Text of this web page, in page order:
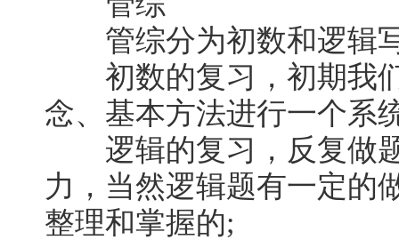
管综分为初数和逻辑
初数的复习，初期我
念、基本方法进行一个系
逻辑的复习，反复做
力，当然逻辑题有一定的
整理和掌握的;